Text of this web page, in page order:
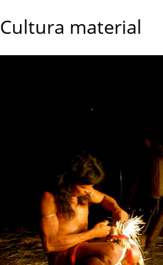
Cultura material